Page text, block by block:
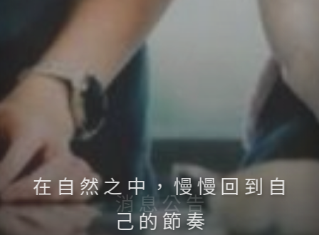
在 自然之 中 ， 慢慢回 到 自
己的節奏
消 息公告